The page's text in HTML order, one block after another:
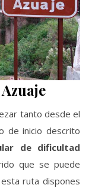
tanto desde el
de inicio descrito
de dificultad
que se puede
ruta dispones